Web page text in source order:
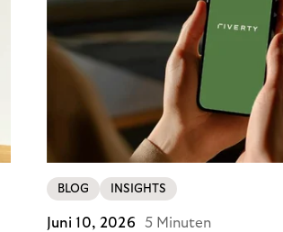
BLOG INSIGHTS
Juni 10, 2026 5 Minuten